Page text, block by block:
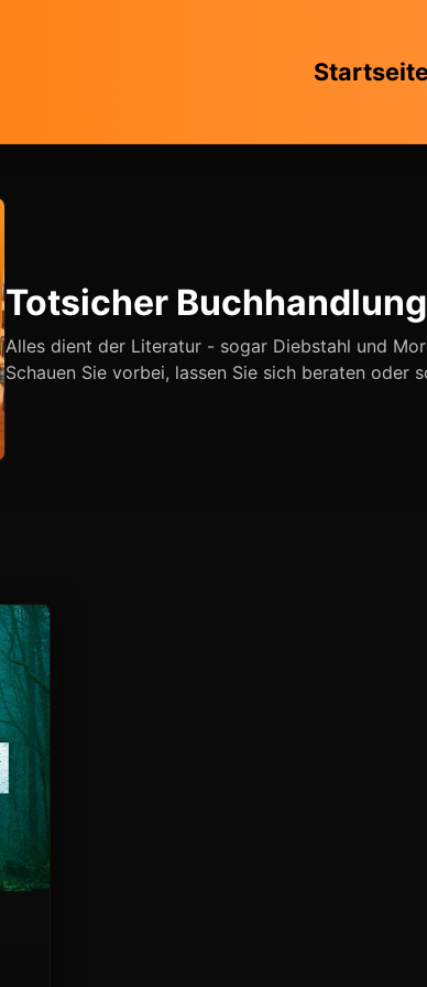
Startseite
Totsicher Buchhandlung
Alles dient der Literatur - sogar Diebstahl und
Schauen Sie vorbei, lassen Sie sich beraten oder